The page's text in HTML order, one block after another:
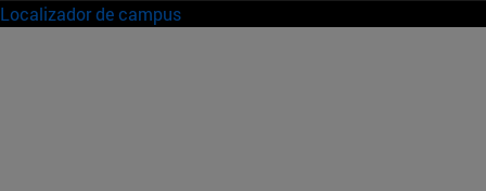
Localizador de campus